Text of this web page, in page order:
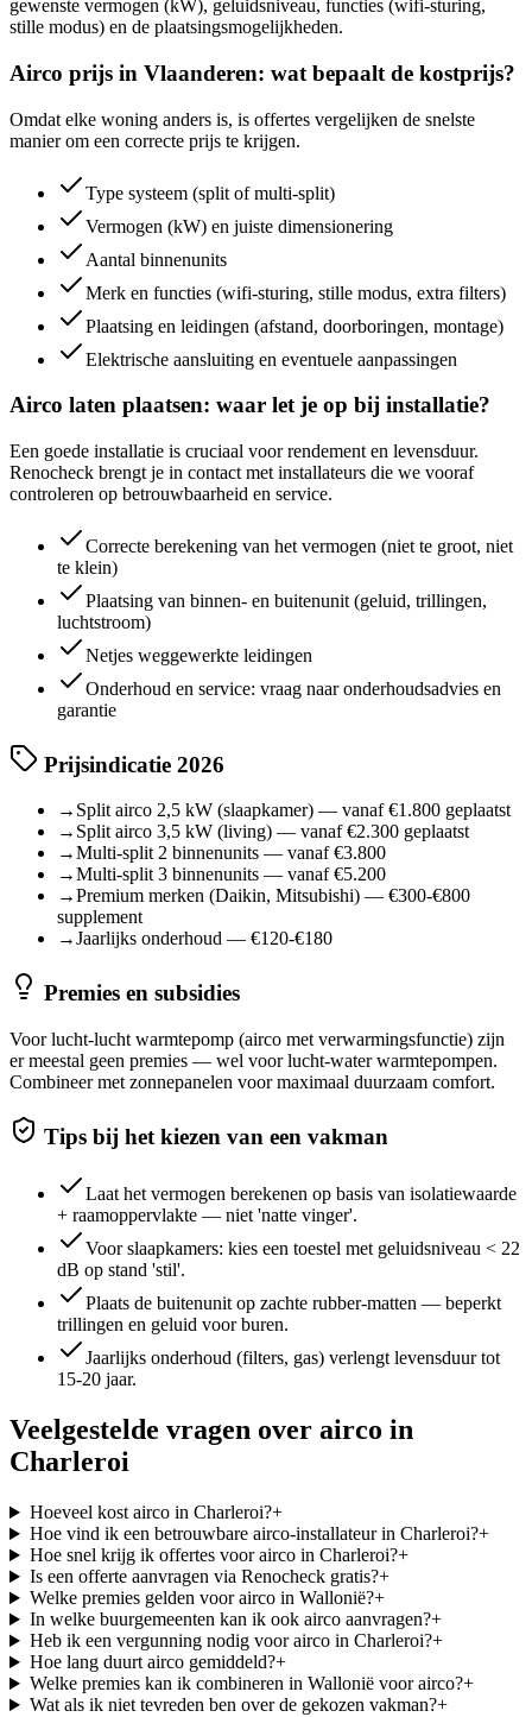
gewenste vermogen (kW), geluidsniveau, functies (wifi-sturing,
stille modus) en de plaatsingsmogelijkheden.
Airco prijs in Vlaanderen: wat bepaalt de kostprijs?
Omdat elke woning anders is, is offertes vergelijken de snelste
manier om een correcte prijs te krijgen.
Type systeem (split of multi-split)
Vermogen (kW) en juiste dimensionering
Aantal binnenunits
Merk en functies (wifi-sturing, stille modus, extra filters)
Plaatsing en leidingen (afstand, doorboringen, montage)
Elektrische aansluiting en eventuele aanpassingen
Airco laten plaatsen: waar let je op bij installatie?
Een goede installatie is cruciaal voor rendement en levensduur.
Renocheck brengt je in contact met installateurs die we vooraf
controleren op betrouwbaarheid en service.
Correcte berekening van het vermogen (niet te groot, niet
te klein)
Plaatsing van binnen- en buitenunit (geluid, trillingen,
luchtstroom)
Netjes weggewerkte leidingen
Onderhoud en service: vraag naar onderhoudsadvies en
garantie
Prijsindicatie 2026
→ Split airco 2,5 kW (slaapkamer) — vanaf €1.800 geplaatst
→ Split airco 3,5 kW (living) — vanaf €2.300 geplaatst
→Multi-split 2 binnenunits — vanaf €3.800
→Multi-split 3 binnenunits — vanaf €5.200
→Premium merken (Daikin, Mitsubishi) — €300-€800
supplement
→Jaarlijks onderhoud — €120-€180
Premies en subsidies
Voor lucht-lucht warmtepomp (airco met verwarmingsfunctie) zijn
er meestal geen premies — wel voor lucht-water warmtepompen.
Combineer met zonnepanelen voor maximaal duurzaam comfort.
Tips bij het kiezen van een vakman
Laat het vermogen berekenen op basis van isolatiewaarde
+ raamoppervlakte — niet 'natte vinger'.
Voor slaapkamers: kies een toestel met geluidsniveau < 22
dB op stand 'stil'.
Plaats de buitenunit op zachte rubber-matten — beperkt
trillingen en geluid voor buren.
Jaarlijks onderhoud (filters, gas) verlengt levensduur tot
15-20 jaar.
Veelgestelde vragen over airco in
Charleroi
Hoeveel kost airco in Charleroi?+
Hoe vind ik een betrouwbare airco-installateur in Charleroi?+
Hoe snel krijg ik offertes voor airco in Charleroi?+
Is een offerte aanvragen via Renocheck gratis?+
Welke premies gelden voor airco in Wallonië?+
In welke buurgemeenten kan ik ook airco aanvragen?+
Heb ik een vergunning nodig voor airco in Charleroi?+
Hoe lang duurt airco gemiddeld?+
Welke premies kan ik combineren in Wallonië voor airco?+
Wat als ik niet tevreden ben over de gekozen vakman?+